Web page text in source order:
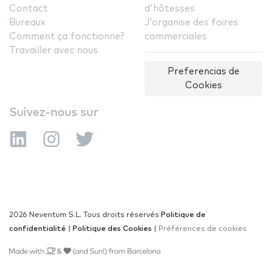
Contact
Bureaux
Comment ça fonctionne?
Travailler avec nous
d'hôtesses
J'organise des foires
commerciales
Preferencias de
Cookies
Suivez-nous sur
2026 Neventum S.L. Tous droits réservés Politique de
confidentialité
Politique des Cookies Préférences de cookies